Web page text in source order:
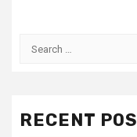
RECENT